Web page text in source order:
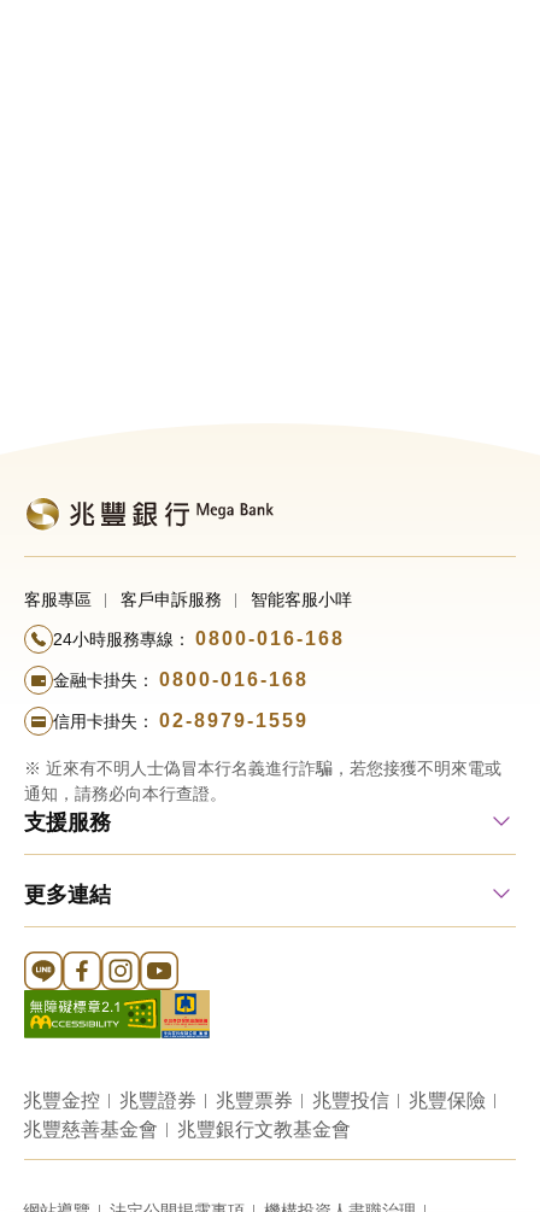
客服專區 客戶申訴服務 智能客服小咩
24小時服務專線： 0800-016-168
金融卡掛失： 0800-016-168
信用卡掛失： 02-8979-1559
※ 近來有不明人士偽冒本行名義進行詐騙，若您接獲不明來電或
通知，請務必向本行查證。
支援服務
更多連結
Line 官方帳號
FB 官方帳號
Instagram 官方帳號
YouTube 官方帳號
兆豐金控 兆豐證券 兆豐票券 兆豐投信
兆豐保險
兆豐慈善基金會
兆豐銀行文教基金會